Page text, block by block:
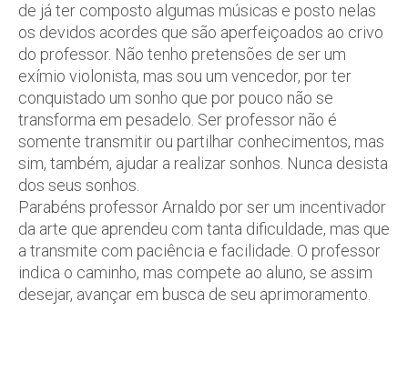
de já ter composto algumas músicas e posto nelas
os devidos acordes que são aperfeiçoados ao crivo
do professor. Não tenho pretensões de ser um
exímio violonista, mas sou um vencedor, por ter
conquistado um sonho que por pouco não se
transforma em pesadelo. Ser professor não é
somente transmitir ou partilhar conhecimentos, mas
sim, também, ajudar a realizar sonhos. Nunca desista
dos seus sonhos.
Parabéns professor Arnaldo por ser um incentivador
da arte que aprendeu com tanta dificuldade, mas que
a transmite com paciência e facilidade. O professor
indica o caminho, mas compete ao aluno, se assim
desejar, avançar em busca de seu aprimoramento.